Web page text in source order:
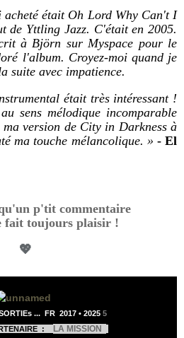
était Oh Lord Why Can't I
de Yttling Jazz. C'était en 2005.
à Björn sur Myspace pour le
l'album. Croyez-moi quand je
suite avec impatience.
était très intéressant !
sens mélodique incomparable
version de City in Darkness à
ma touche mélancolique. » - El
p'tit commentaire
fait toujours plaisir !
💖
... FR 2017 • 2025 5
:
LA MISSION